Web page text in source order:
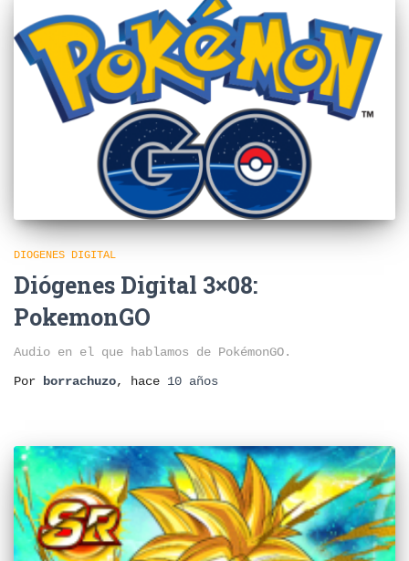
DIOGENES DIGITAL
Diógenes Digital 3×08:
PokemonGO
Audio en el que hablamos de PokémonGO.
Por borrachuzo, hace 10 años